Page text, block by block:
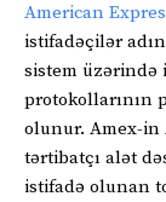
American
istifadəçilər
sistem üzərində
protokollarının
olunur. Amex-in
tərtibatçı alət
istifadə olunan